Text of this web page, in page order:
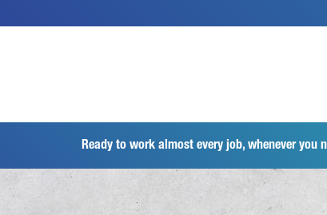
Ready to work almost every job, whenever you